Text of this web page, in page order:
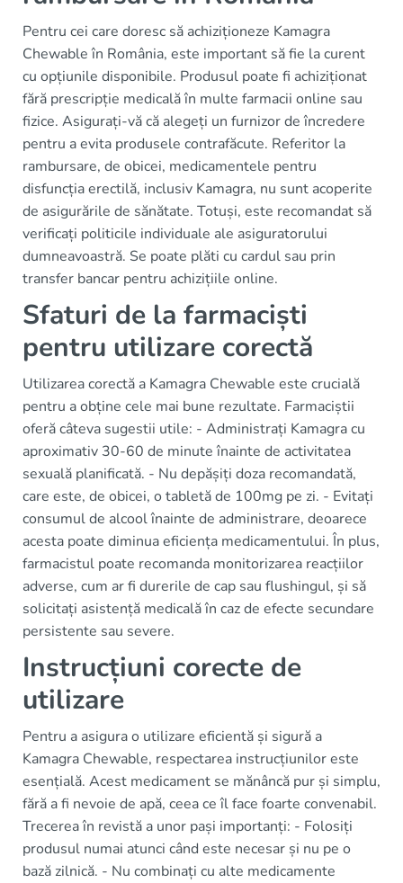
Pentru cei care doresc să achiziționeze Kamagra
Chewable în România, este important să fie la curent
cu opțiunile disponibile. Produsul poate fi achiziționat
fără prescripție medicală în multe farmacii online sau
fizice. Asigurați-vă că alegeți un furnizor de încredere
pentru a evita produsele contrafăcute. Referitor la
rambursare, de obicei, medicamentele pentru
disfuncția erectilă, inclusiv Kamagra, nu sunt acoperite
de asigurările de sănătate. Totuși, este recomandat să
verificați politicile individuale ale asiguratorului
dumneavoastră. Se poate plăti cu cardul sau prin
transfer bancar pentru achizițiile online.
Sfaturi de la farmaciști
pentru utilizare corectă
Utilizarea corectă a Kamagra Chewable este crucială
pentru a obține cele mai bune rezultate. Farmaciștii
oferă câteva sugestii utile: - Administrați Kamagra cu
aproximativ 30-60 de minute înainte de activitatea
sexuală planificată. - Nu depășiți doza recomandată,
care este, de obicei, o tabletă de 100mg pe zi. - Evitați
consumul de alcool înainte de administrare, deoarece
acesta poate diminua eficiența medicamentului. În plus,
farmacistul poate recomanda monitorizarea reacțiilor
adverse, cum ar fi durerile de cap sau flushingul, și să
solicitați asistență medicală în caz de efecte secundare
persistente sau severe.
Instrucțiuni corecte de
utilizare
Pentru a asigura o utilizare eficientă și sigură a
Kamagra Chewable, respectarea instrucțiunilor este
esențială. Acest medicament se mănâncă pur și simplu,
fără a fi nevoie de apă, ceea ce îl face foarte convenabil.
Trecerea în revistă a unor pași importanți: - Folosiți
produsul numai atunci când este necesar și nu pe o
bază zilnică. - Nu combinați cu alte medicamente